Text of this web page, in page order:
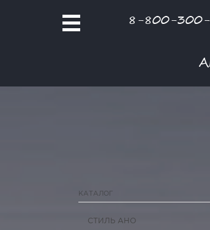
8-800-
КАТАЛОГ
СТИЛЬ АНО